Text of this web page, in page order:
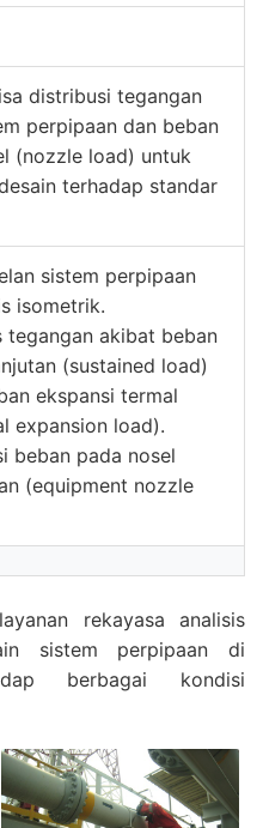
distribusi tegangan
perpipaan dan beban
(nozzle load) untuk
terhadap standar
sistem perpipaan
isometrik.
tegangan akibat beban
(sustained load)
ekspansi termal
expansion load).
beban pada nosel
(equipment nozzle
rekayasa analisis
sistem perpipaan di
berbagai kondisi